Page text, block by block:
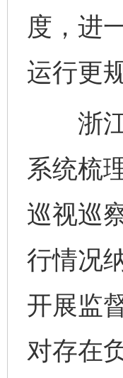
度，进
运行更
浙江
系统梳
巡视巡
行情况
开展监
对存在